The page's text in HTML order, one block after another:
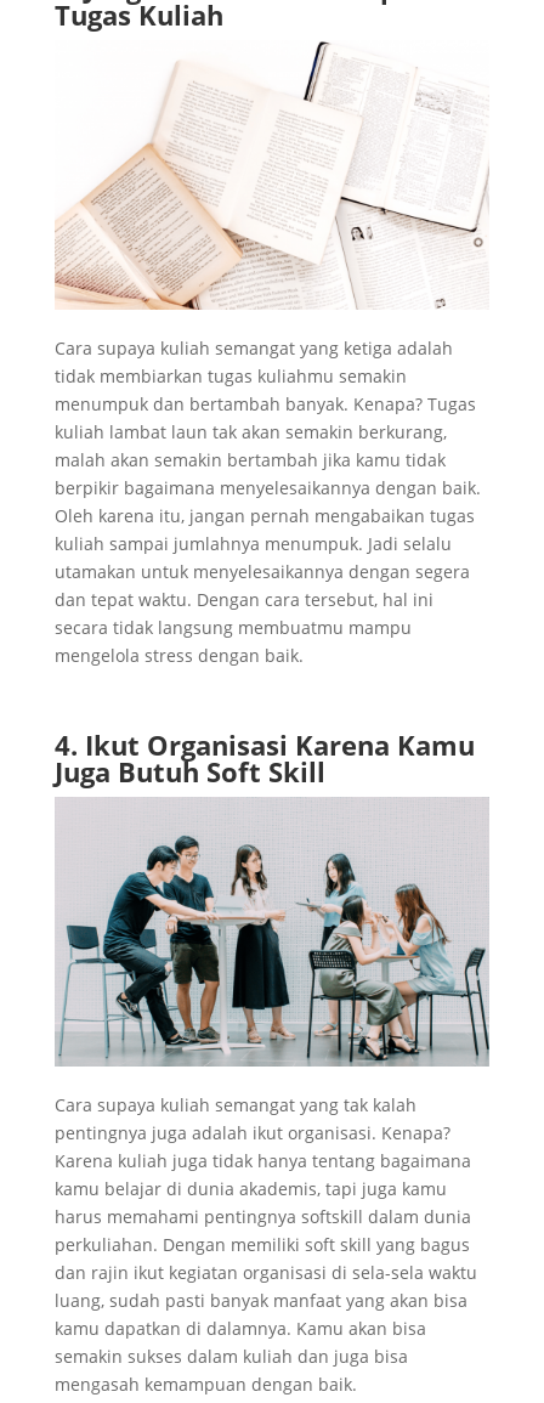
Tugas Kuliah
Cara supaya kuliah semangat yang ketiga adalah
tidak membiarkan tugas kuliahmu semakin
menumpuk dan bertambah banyak. Kenapa? Tugas
kuliah lambat laun tak akan semakin berkurang,
malah akan semakin bertambah jika kamu tidak
berpikir bagaimana menyelesaikannya dengan baik.
Oleh karena itu, jangan pernah mengabaikan tugas
kuliah sampai jumlahnya menumpuk. Jadi selalu
utamakan untuk menyelesaikannya dengan segera
dan tepat waktu. Dengan cara tersebut, hal ini
secara tidak langsung membuatmu mampu
mengelola stress dengan baik.
4. Ikut Organisasi Karena Kamu
Juga Butuh Soft Skill
Cara supaya kuliah semangat yang tak kalah
pentingnya juga adalah ikut organisasi. Kenapa?
Karena kuliah juga tidak hanya tentang bagaimana
kamu belajar di dunia akademis, tapi juga kamu
harus memahami pentingnya softskill dalam dunia
perkuliahan. Dengan memiliki soft skill yang bagus
dan rajin ikut kegiatan organisasi di sela-sela waktu
luang, sudah pasti banyak manfaat yang akan bisa
kamu dapatkan di dalamnya. Kamu akan bisa
semakin sukses dalam kuliah dan juga bisa
mengasah kemampuan dengan baik.